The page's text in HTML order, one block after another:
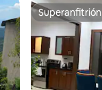
Superanfitrión
Superanfitrión